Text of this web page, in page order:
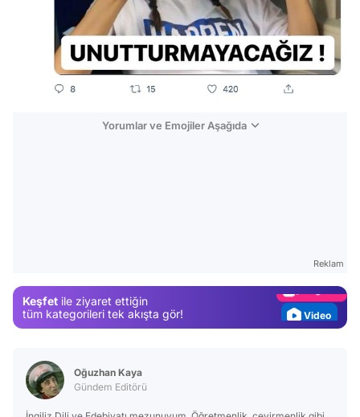
Yorumlar ve Emojiler Aşağıda
Reklam
Keşfet ile ziyaret ettiğin
tüm kategorileri tek akışta gör!
Video
Oğuzhan Kaya
Gündem Editörü